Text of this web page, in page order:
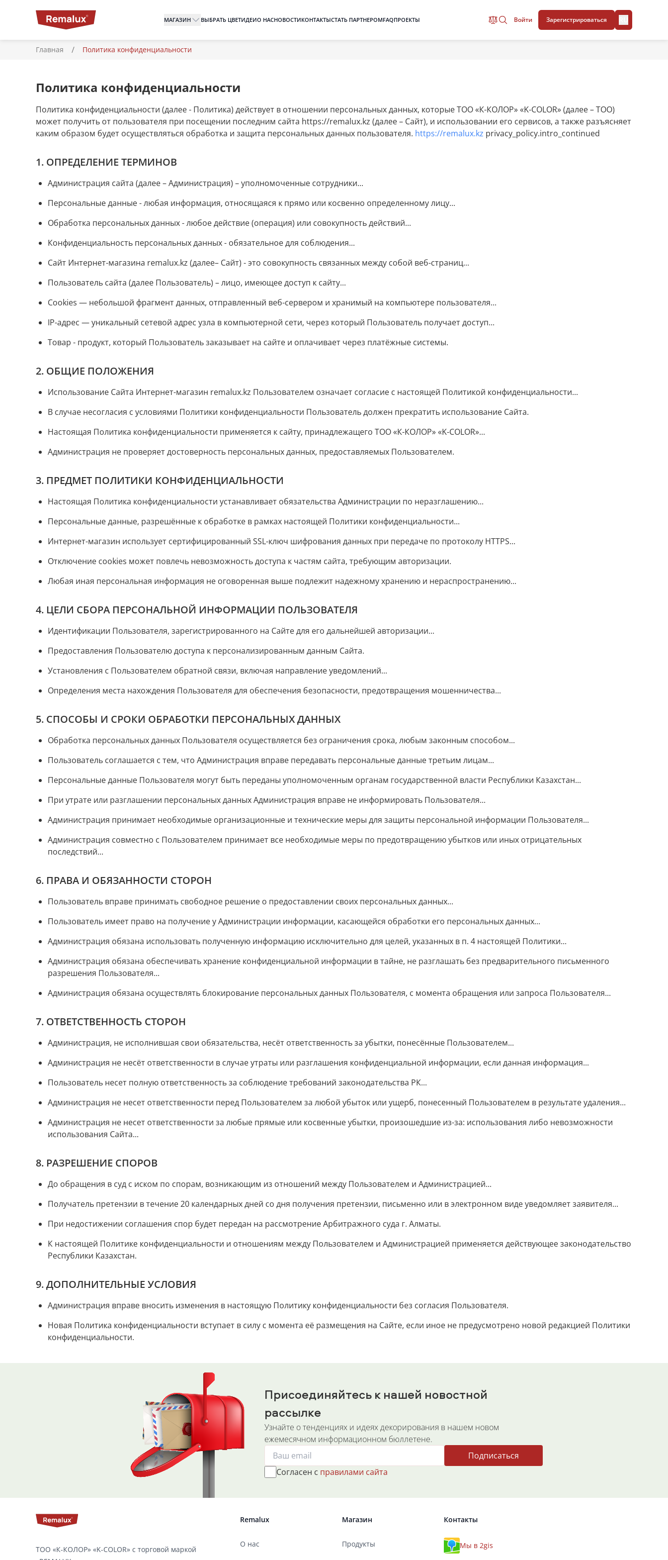
МАГАЗИН ВЫБРАТЬ ЦВЕТИДЕИО НАСНОВОСТИКОНТАКТЫСТАТЬ ПАРТНЕРОМFAQПРОЕКТЫ Войти Зарегистрироваться
Главная / Политика конфиденциальности
Политика конфиденциальности
Политика конфиденциальности (далее - Политика) действует в отношении персональных данных, которые ТОО «К-КОЛОР» «K-COLOR» (далее – ТОО)
может получить от пользователя при посещении последним сайта https://remalux.kz (далее – Сайт), и использовании его сервисов, а также разъясняет
каким образом будет осуществляться обработка и защита персональных данных пользователя. https://remalux.kz privacy_policy.intro_continued
1. ОПРЕДЕЛЕНИЕ ТЕРМИНОВ
Администрация сайта (далее – Администрация) – уполномоченные сотрудники...
Персональные данные - любая информация, относящаяся к прямо или косвенно определенному лицу...
Обработка персональных данных - любое действие (операция) или совокупность действий...
Конфиденциальность персональных данных - обязательное для соблюдения...
Сайт Интернет-магазина remalux.kz (далее– Сайт) - это совокупность связанных между собой веб-страниц...
Пользователь сайта (далее Пользователь) – лицо, имеющее доступ к сайту...
Cookies — небольшой фрагмент данных, отправленный веб-сервером и хранимый на компьютере пользователя...
IP-адрес — уникальный сетевой адрес узла в компьютерной сети, через который Пользователь получает доступ...
Товар - продукт, который Пользователь заказывает на сайте и оплачивает через платёжные системы.
2. ОБЩИЕ ПОЛОЖЕНИЯ
Использование Сайта Интернет-магазин remalux.kz Пользователем означает согласие с настоящей Политикой конфиденциальности...
В случае несогласия с условиями Политики конфиденциальности Пользователь должен прекратить использование Cайта.
Настоящая Политика конфиденциальности применяется к сайту, принадлежащего ТОО «К-КОЛОР» «K-COLOR»...
Администрация не проверяет достоверность персональных данных, предоставляемых Пользователем.
3. ПРЕДМЕТ ПОЛИТИКИ КОНФИДЕНЦИАЛЬНОСТИ
Настоящая Политика конфиденциальности устанавливает обязательства Администрации по неразглашению...
Персональные данные, разрешённые к обработке в рамках настоящей Политики конфиденциальности...
Интернет-магазин использует сертифицированный SSL-ключ шифрования данных при передаче по протоколу HTTPS...
Отключение cookies может повлечь невозможность доступа к частям сайта, требующим авторизации.
Любая иная персональная информация не оговоренная выше подлежит надежному хранению и нераспространению...
4. ЦЕЛИ СБОРА ПЕРСОНАЛЬНОЙ ИНФОРМАЦИИ ПОЛЬЗОВАТЕЛЯ
Идентификации Пользователя, зарегистрированного на Сайте для его дальнейшей авторизации...
Предоставления Пользователю доступа к персонализированным данным Сайта.
Установления с Пользователем обратной связи, включая направление уведомлений...
Определения места нахождения Пользователя для обеспечения безопасности, предотвращения мошенничества...
5. СПОСОБЫ И СРОКИ ОБРАБОТКИ ПЕРСОНАЛЬНЫХ ДАННЫХ
Обработка персональных данных Пользователя осуществляется без ограничения срока, любым законным способом...
Пользователь соглашается с тем, что Администрация вправе передавать персональные данные третьим лицам...
Персональные данные Пользователя могут быть переданы уполномоченным органам государственной власти Республики Казахстан...
При утрате или разглашении персональных данных Администрация вправе не информировать Пользователя...
Администрация принимает необходимые организационные и технические меры для защиты персональной информации Пользователя...
Администрация совместно с Пользователем принимает все необходимые меры по предотвращению убытков или иных отрицательных
последствий...
6. ПРАВА И ОБЯЗАННОСТИ СТОРОН
Пользователь вправе принимать свободное решение о предоставлении своих персональных данных...
Пользователь имеет право на получение у Администрации информации, касающейся обработки его персональных данных...
Администрация обязана использовать полученную информацию исключительно для целей, указанных в п. 4 настоящей Политики...
Администрация обязана обеспечивать хранение конфиденциальной информации в тайне, не разглашать без предварительного письменного
разрешения Пользователя...
Администрация обязана осуществлять блокирование персональных данных Пользователя, с момента обращения или запроса Пользователя...
7. ОТВЕТСТВЕННОСТЬ СТОРОН
Администрация, не исполнившая свои обязательства, несёт ответственность за убытки, понесённые Пользователем...
Администрация не несёт ответственности в случае утраты или разглашения конфиденциальной информации, если данная информация...
Пользователь несет полную ответственность за соблюдение требований законодательства РК...
Администрация не несет ответственности перед Пользователем за любой убыток или ущерб, понесенный Пользователем в результате удаления...
Администрация не несет ответственности за любые прямые или косвенные убытки, произошедшие из-за: использования либо невозможности
использования Сайта...
8. РАЗРЕШЕНИЕ СПОРОВ
До обращения в суд с иском по спорам, возникающим из отношений между Пользователем и Администрацией...
Получатель претензии в течение 20 календарных дней со дня получения претензии, письменно или в электронном виде уведомляет заявителя...
При недостижении соглашения спор будет передан на рассмотрение Арбитражного суда г. Алматы.
К настоящей Политике конфиденциальности и отношениям между Пользователем и Администрацией применяется действующее законодательство
Республики Казахстан.
9. ДОПОЛНИТЕЛЬНЫЕ УСЛОВИЯ
Администрация вправе вносить изменения в настоящую Политику конфиденциальности без согласия Пользователя.
Новая Политика конфиденциальности вступает в силу с момента её размещения на Сайте, если иное не предусмотрено новой редакцией Политики
конфиденциальности.
Присоединяйтесь к нашей новостной
рассылке
Узнайте о тенденциях и идеях декорирования в нашем новом
ежемесячном информационном бюллетене.
Подписаться
Cогласен с правилами сайта
ТОО «К-КОЛОР» «K-COLOR» с торговой маркой
Remalux
О нас
Магазин
Продукты
Контакты
Мы в 2gis